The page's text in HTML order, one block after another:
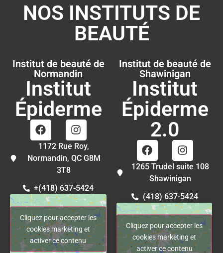
NOS INSTITUTS DE
BEAUTÉ
Institut de beauté de
Normandin
Institut
Épiderme
1172 Rue Roy,
Normandin, QC G8M
3T8
+(418) 637-5424
Cliquez pour accepter les
cookies marketing et
activer ce contenu
Institut de beauté de
Shawinigan
Institut
Épiderme
2.0
1265 Trudel suite 108
Shawinigan
(418) 637-5424
Cliquez pour accepter les
cookies marketing et
activer ce contenu